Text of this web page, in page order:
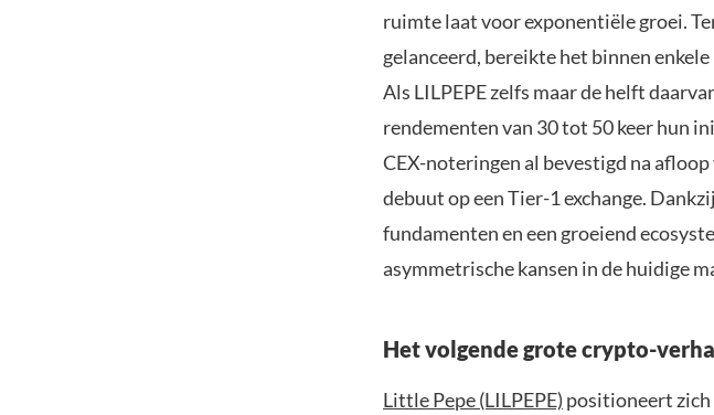
ruimte laat voor exponentiële groei.
gelanceerd, bereikte het binnen
Als LILPEPE zelfs maar de helft
rendementen van 30 tot 50 keer hun
CEX-noteringen al bevestigd na
debuut op een Tier-1 exchange.
fundamenten en een groeiend
asymmetrische kansen in de huidige
Het volgende grote crypto-
Little Pepe (LILPEPE) positioneert zich